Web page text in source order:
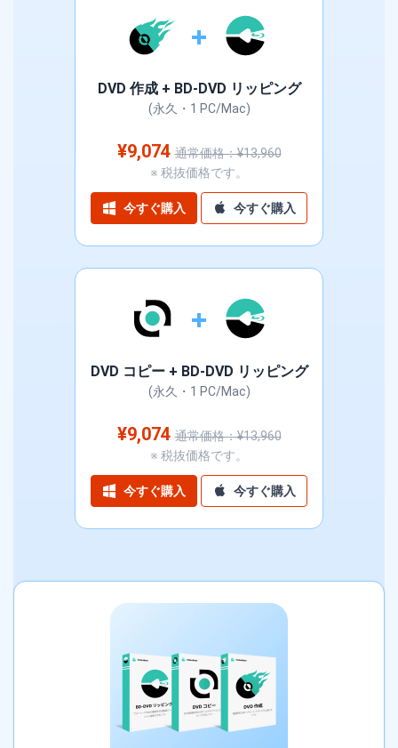
DVD 作成 + BD-DVD リッピング
(永久・1 PC/Mac)
¥9,074通常価格：¥13,960
※ 税抜価格です。
今すぐ購入 今すぐ購入
DVD コピー + BD-DVD リッピング
(永久・1 PC/Mac)
¥9,074通常価格：¥13,960
※ 税抜価格です。
今すぐ購入 今すぐ購入